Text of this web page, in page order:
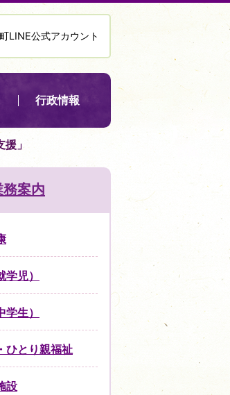
LINE公式アカウント
行政情報
援」
務案内
児）
生）
ひとり親福祉
設